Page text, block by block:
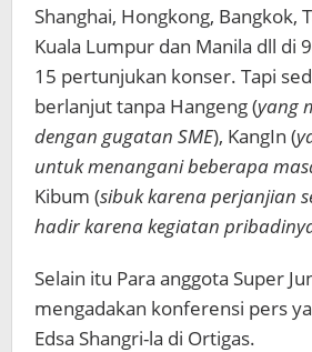
Shanghai, Hongkong, Bangkok,
Kuala Lumpur dan Manila dll di
15 pertunjukan konser. Tapi
berlanjut tanpa Hangeng (yang
dengan gugatan SME), KangIn (
untuk menangani beberapa
Kibum (sibuk karena perjanjian
hadir karena kegiatan
Selain itu Para anggota Super
mengadakan konferensi pers
Edsa Shangri-la di Ortigas.